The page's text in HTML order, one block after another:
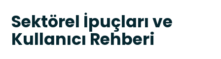
Sektörel İpuçları ve
Kullanıcı Rehberi